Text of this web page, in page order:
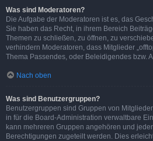
Was sind Moderatoren?
Die Aufgabe der Moderatoren ist es, das
Sie haben das Recht, in ihrem Bereich
Themen zu schließen, zu öffnen, zu
verhindern Moderatoren, dass Mitglieder
Thema Passendes, oder Beleidigendes bzw.
Nach oben
Was sind Benutzergruppen?
Benutzergruppen sind Gruppen von
in für die Board-Administration verwaltbare
kann mehreren Gruppen angehören und
Berechtigungen zugeteilt werden. Dies